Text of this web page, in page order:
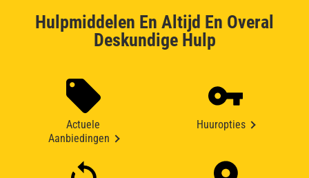
Hulpmiddelen En Altijd En Overal
Deskundige Hulp
Actuele
Aanbiedingen
Huuropties